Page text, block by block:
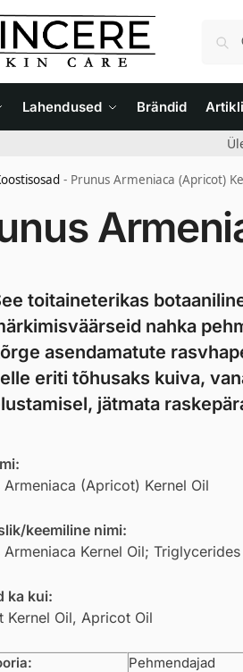
Lahendused Brändid
- Prunus Armeniaca (Apricot)
toitaineterikas
nahka
asendamatute
eriti tõhusaks kuiva,
jätmata
Armeniaca (Apricot) Kernel Oil
keemiline nimi:
Armeniaca Kernel Oil;
ka kui:
Kernel Oil, Apricot Oil
Pehmendajad